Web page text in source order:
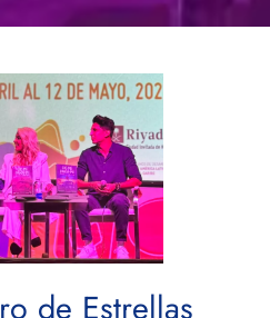
de Estrellas